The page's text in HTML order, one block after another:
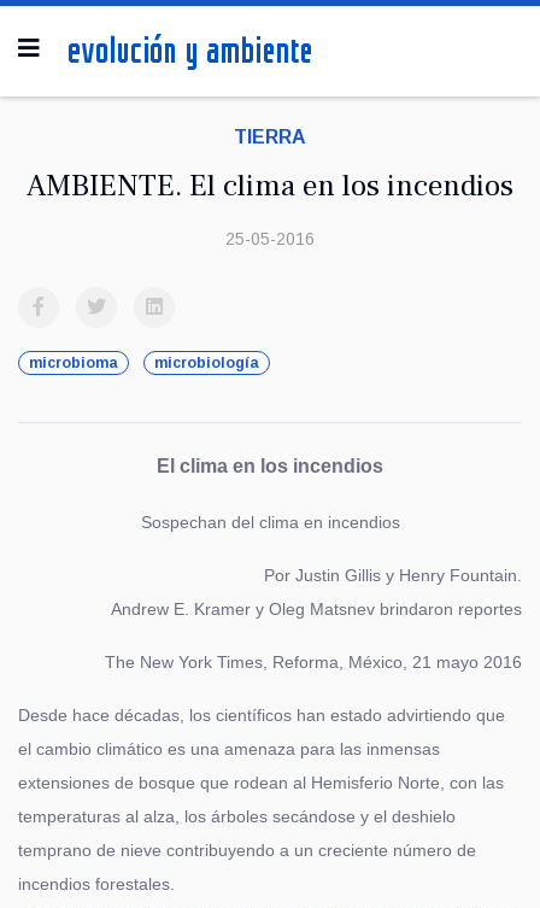
TIERRA
AMBIENTE. El clima en los incendios
25-05-2016
microbioma microbiología
El clima en los incendios
Sospechan del clima en incendios
Por Justin Gillis y Henry Fountain.
Andrew E. Kramer y Oleg Matsnev brindaron reportes
The New York Times, Reforma, México, 21 mayo 2016
Desde hace décadas, los científicos han estado advirtiendo que
el cambio climático es una amenaza para las inmensas
extensiones de bosque que rodean al Hemisferio Norte, con las
temperaturas al alza, los árboles secándose y el deshielo
temprano de nieve contribuyendo a un creciente número de
incendios forestales.